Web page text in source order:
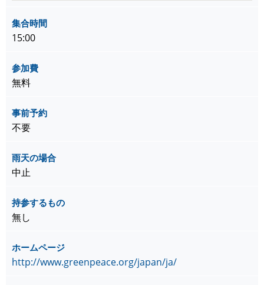
集合時間
15:00
参加費
無料
事前予約
不要
雨天の場合
中止
持参するもの
無し
ホームページ
http://www.greenpeace.org/japan/ja/